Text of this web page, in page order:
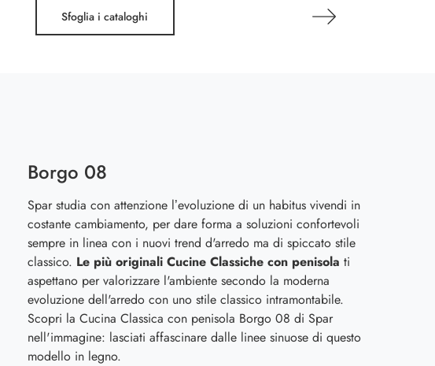
Sfoglia i cataloghi
Borgo 08
Spar studia con attenzione l’evoluzione di un habitus vivendi in
costante cambiamento, per dare forma a soluzioni confortevoli
sempre in linea con i nuovi trend d'arredo ma di spiccato stile
classico. Le più originali Cucine Classiche con penisola ti
aspettano per valorizzare l'ambiente secondo la moderna
evoluzione dell'arredo con uno stile classico intramontabile.
Scopri la Cucina Classica con penisola Borgo 08 di Spar
nell'immagine: lasciati affascinare dalle linee sinuose di questo
modello in legno.